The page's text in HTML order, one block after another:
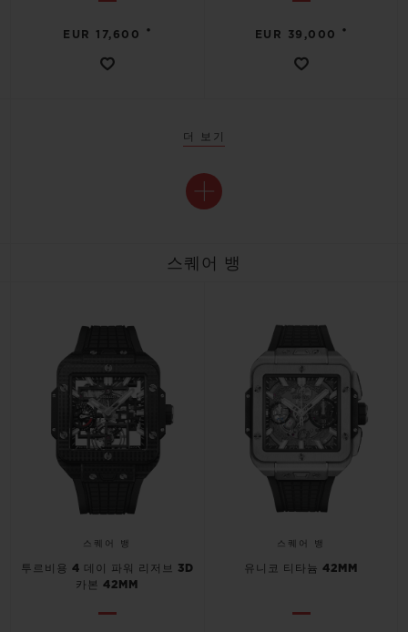
EUR 17,600 • EUR 39,000 •
더 보기
스퀘어 뱅
스퀘어 뱅
투르비용 4 데이 파워 리저브 3D
카본 42MM
스퀘어 뱅
유니코 티타늄 42MM